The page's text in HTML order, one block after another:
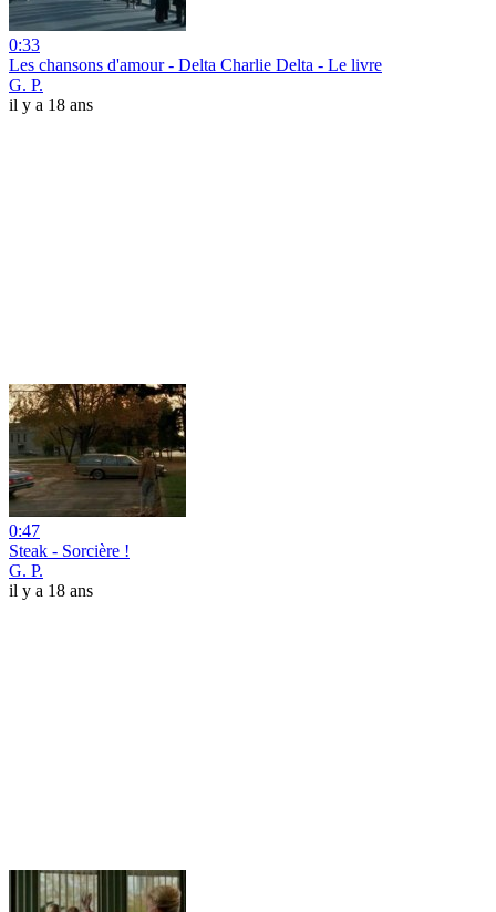
0:33
Les chansons d'amour - Delta Charlie Delta - Le livre
G. P.
il y a 18 ans
0:47
Steak - Sorcière !
G. P.
il y a 18 ans